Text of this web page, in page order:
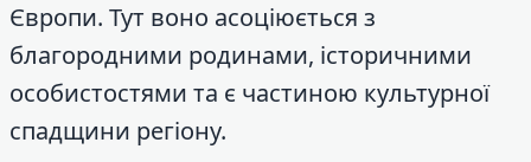
Європи. Тут воно асоціюється з
благородними родинами, історичними
особистостями та є частиною культурної
спадщини регіону.